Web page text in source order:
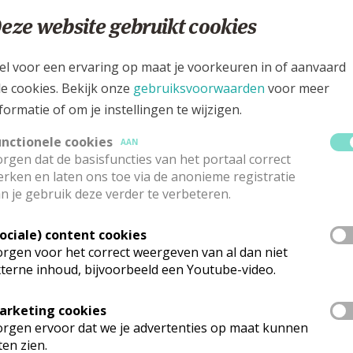
niet als christen geboren, men moet het worden.
die onderweg zijn.
communie
op de eerste communiewordt gedragen door
en van Sant'Egidio.
en inschrijvingen: Carelle Vandenbussche, e-
Famcat
de andere binnenstadsparochies doet de Sint-Carolus
de catechesewerking van de
tot groot kan ieder bij Famcat terecht voor een
website gebruikt cookies
voor een ervaring op maat je voorkeuren in of aanvaard
cookies. Bekijk onze gebruiksvoorwaarden voor meer
of om je instellingen te wijzigen.
cookies
AAN
dat de basisfuncties van het portaal correct
en laten ons toe via de anonieme registratie
je gebruik deze verder te verbeteren.
content cookies
voor het correct weergeven van al dan niet
inhoud, bijvoorbeeld een Youtube-video.
cookies
ervoor dat we je advertenties op maat kunnen
zien.